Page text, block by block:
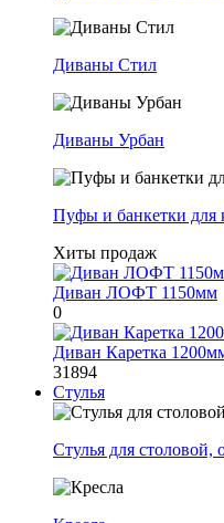
Диваны Стил
Диваны Урбан
Пуфы и банкетки для
Хиты продаж
Диван ЛОФТ 1150мм
0
Диван Каретка
31894
Стулья
Стулья для столовой,